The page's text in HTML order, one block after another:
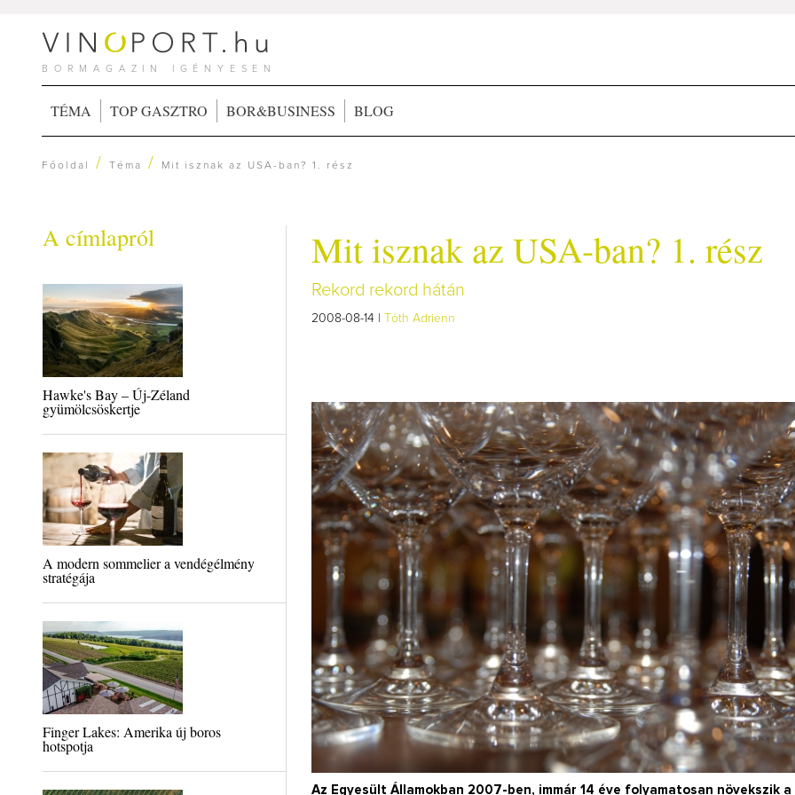
BORMAGAZIN IGÉNYESEN
TÉMA TOP GASZTRO BOR&BUSINESS BLOG
Főoldal /Téma / Mit isznak az USA-ban? 1. rész
A címlapról
Hawke's Bay – Új-Zéland
gyümölcsöskertje
A modern sommelier a vendégélmény
stratégája
Finger Lakes: Amerika új boros
hotspotja
Mit isznak az USA-ban? 1. rész
Rekord rekord hátán
2008-08-14 | Tóth Adrienn
Az Egyesült Államokban 2007-ben, immár 14 éve folyamatosan növekszik a
Így lesz valaki
borász #26 -
Az extra ráadás
pillanatokat